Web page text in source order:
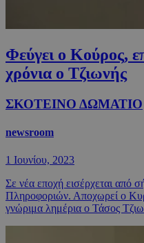
Φεύγει ο Κούρος,
χρόνια ο Τζιωνής
ΣΚΟΤΕΙΝΟ ΔΩΜΑΤΙΟ
newsroom
1 Ιουνίου, 2023
Σε νέα εποχή εισέρχεται από
Πληροφοριών. Αποχωρεί ο
γνώριμα λημέρια ο Τάσος